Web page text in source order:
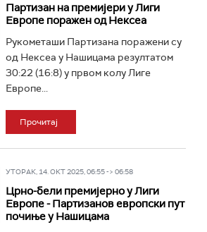
Партизан на премијери у Лиги
Европе поражен од Нексеа
Рукометаши Партизана поражени су
од Нексеа у Нашицама резултатом
30:22 (16:8) у првом колу Лиге
Европе...
Прочитај
УТОРАК, 14. ОКТ 2025, 06:55 -> 06:58
Црно-бели премијерно у Лиги
Европе - Партизанов европски пут
почиње у Нашицама